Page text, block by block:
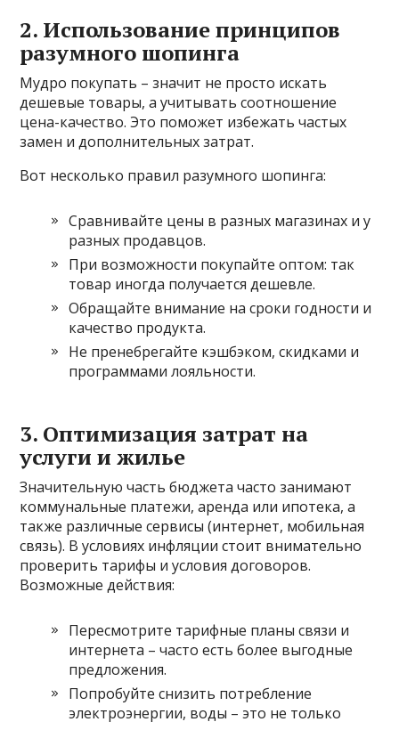
2. Использование принципов
разумного шопинга
Мудро покупать – значит не просто искать
дешевые товары, а учитывать соотношение
цена-качество. Это поможет избежать частых
замен и дополнительных затрат.
Вот несколько правил разумного шопинга:
Сравнивайте цены в разных магазинах и у
разных продавцов.
При возможности покупайте оптом: так
товар иногда получается дешевле.
Обращайте внимание на сроки годности и
качество продукта.
Не пренебрегайте кэшбэком, скидками и
программами лояльности.
3. Оптимизация затрат на
услуги и жилье
Значительную часть бюджета часто занимают
коммунальные платежи, аренда или ипотека, а
также различные сервисы (интернет, мобильная
связь). В условиях инфляции стоит внимательно
проверить тарифы и условия договоров.
Возможные действия:
Пересмотрите тарифные планы связи и
интернета – часто есть более выгодные
предложения.
Попробуйте снизить потребление
электроэнергии, воды – это не только